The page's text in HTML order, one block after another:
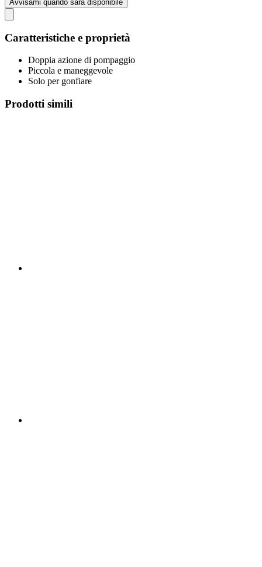
Avvisami quando sarà disponibile
Caratteristiche e proprietà
Doppia azione di pompaggio
Piccola e maneggevole
Solo per gonfiare
Prodotti simili